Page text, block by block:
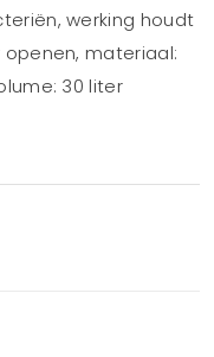
werking houdt
materiaal:
30 liter